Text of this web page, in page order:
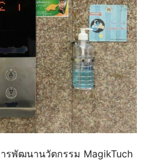
รพัฒนานวัตกรรม MagikTuch